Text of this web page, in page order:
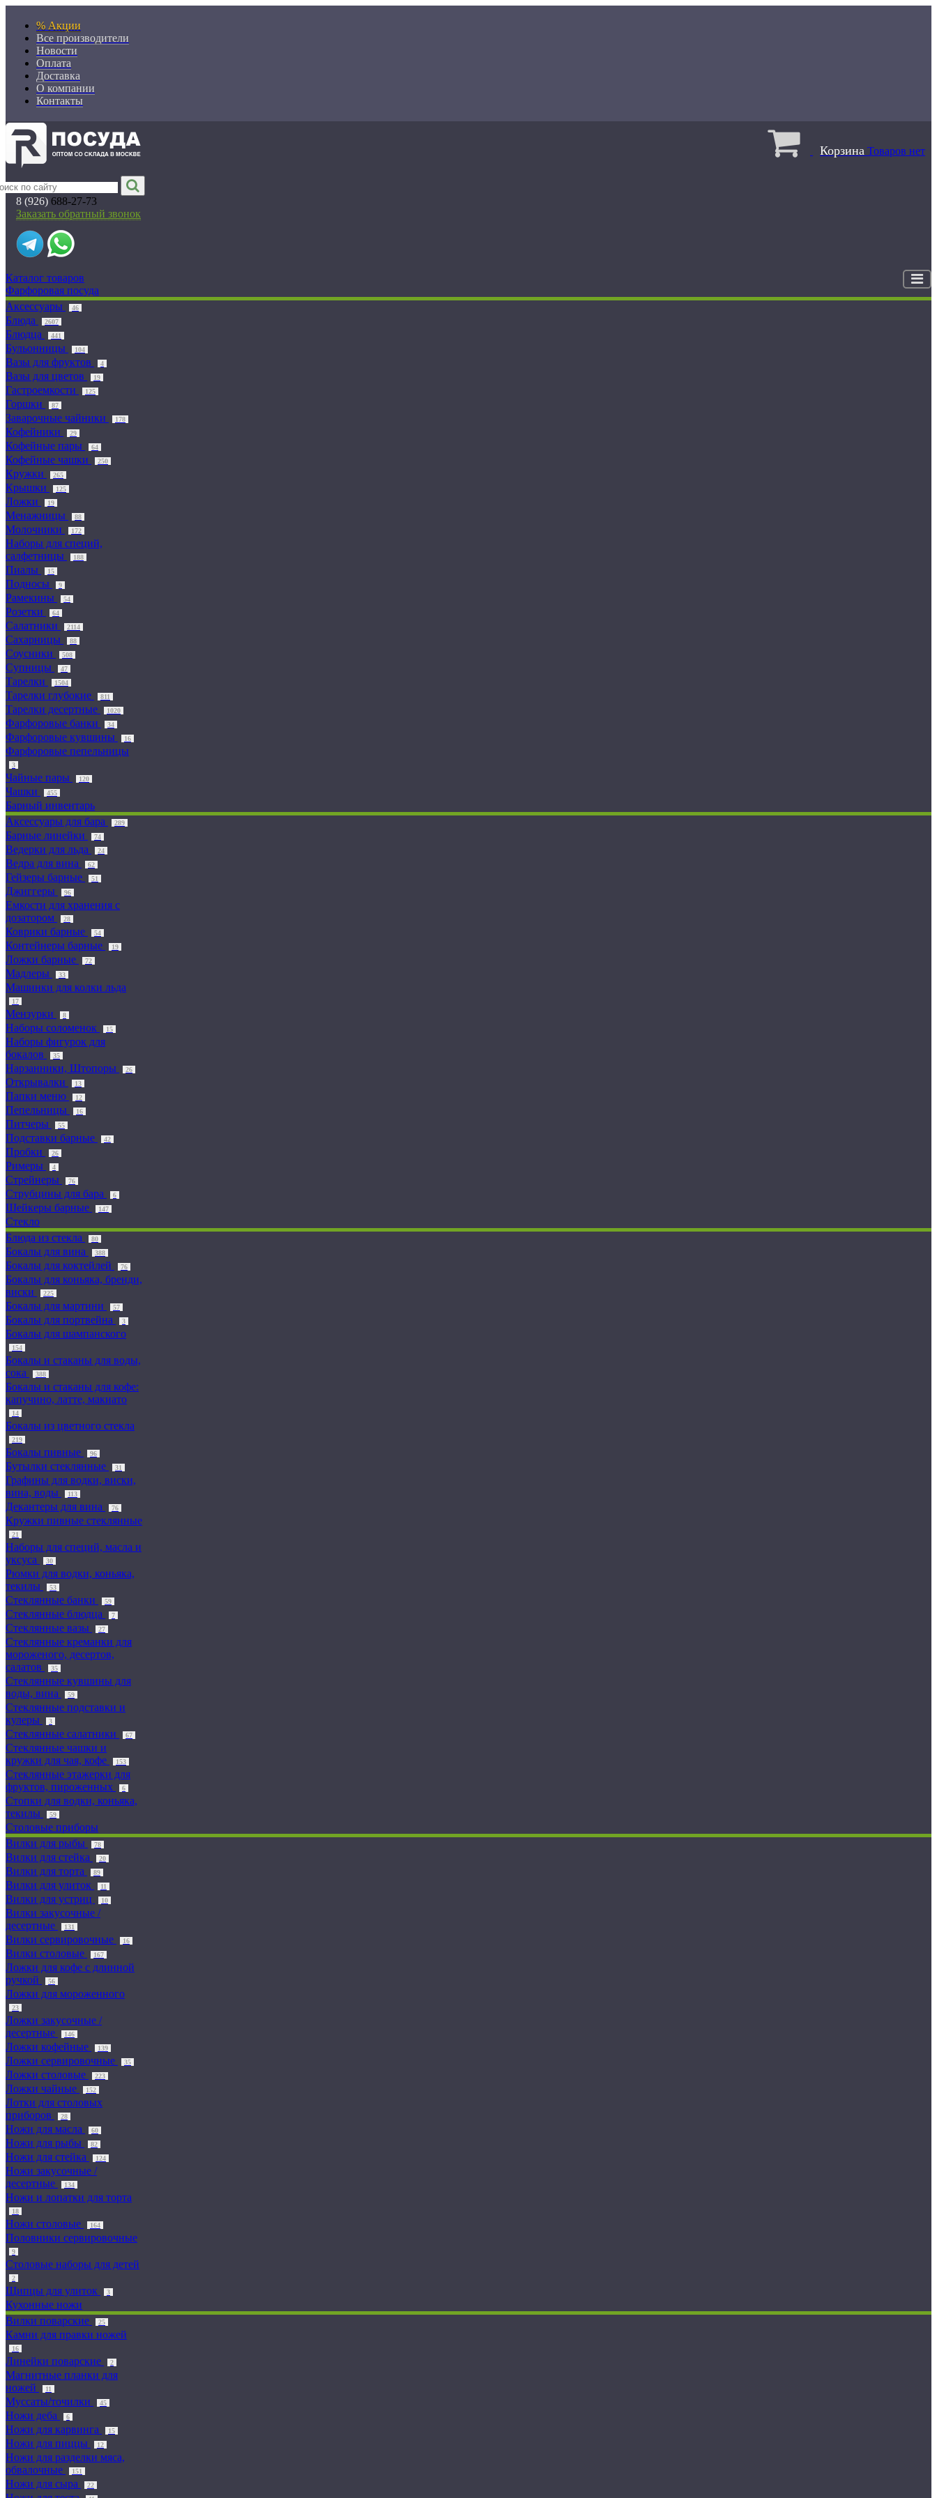
% Акции
Все производители
Новости
Оплата
Доставка
О компании
Контакты
Корзина Товаров нет
8 (926) 688-27-73
Заказать обратный звонок
Каталог товаров
Фарфоровая посуда
Аксессуары
46
Блюда 2607
Блюдца 441
Бульонницы 104
Вазы для фруктов 4
Вазы для цветов 19
Гастроемкости 125
Горшки 87
Заварочные чайники 178
Кофейники 29
Кофейные пары 64
Кофейные чашки 250
Кружки 265
Крышки 125
Ложки 19
Менажницы 88
Молочники 172
Наборы для специй,
салфетницы
188
Пиалы 15
Подносы 9
Рамекины 54
Розетки 64
Салатники 2114
Сахарницы 88
Соусники 508
Супницы 47
Тарелки 1504
Тарелки глубокие 811
Тарелки десертные 1020
Фарфоровые банки 34
Фарфоровые кувшины 16
Фарфоровые пепельницы
3
Чайные пары 120
Чашки 455
Барный инвентарь
Аксессуары для бара
289
Барные линейки 74
Ведерки для льда 24
Ведра для вина 62
Гейзеры барные 51
Джиггеры 96
Емкости для хранения с
дозатором
28
Коврики барные 54
Контейнеры барные 19
Ложки барные 72
Мадлеры 33
Машинки для колки льда
17
Мензурки 8
Наборы соломенок 15
Наборы фигурок для
бокалов
35
Нарзанники, Штопоры 26
Открывалки 13
Папки меню 12
Пепельницы 16
Питчеры 55
Подставки барные 42
Пробки 26
Римеры 4
Стрейнеры 76
Струбцины для бара 6
Шейкеры барные 147
Стекло
Блюда из стекла
80
Бокалы для вина 388
Бокалы для коктейлей 76
Бокалы для коньяка, бренди,
виски
225
Бокалы для мартини 57
Бокалы для портвейна 3
Бокалы для шампанского
154
Бокалы и стаканы для воды,
сока
388
Бокалы и стаканы для кофе:
капучино, латте, макиато
14
Бокалы из цветного стекла
219
Бокалы пивные 96
Бутылки стеклянные 31
Графины для водки, виски,
вина, воды
113
Декантеры для вина 76
Кружки пивные стеклянные
21
Наборы для специй, масла и
уксуса
30
Рюмки для водки, коньяка,
текилы
53
Стеклянные банки 59
Стеклянные блюдца 7
Стеклянные вазы 27
Стеклянные креманки для
мороженого, десертов,
салатов
35
Стеклянные кувшины для
воды, вина
59
Стеклянные подставки и
кулеры
3
Стеклянные салатники 67
Стеклянные чашки и
кружки для чая, кофе
153
Стеклянные этажерки для
фруктов, пироженных
6
Стопки для водки, коньяка,
текилы
59
Столовые приборы
Вилки для рыбы
78
Вилки для стейка 20
Вилки для торта 89
Вилки для улиток 11
Вилки для устриц 10
Вилки закусочные /
десертные
131
Вилки сервировочные 16
Вилки столовые 167
Ложки для кофе с длинной
ручкой
56
Ложки для мороженного
23
Ложки закусочные /
десертные
146
Ложки кофейные 139
Ложки сервировочные 35
Ложки столовые 223
Ложки чайные 152
Лотки для столовых
приборов
28
Ножи для масла 60
Ножи для рыбы 82
Ножи для стейка 124
Ножи закусочные /
десертные
134
Ножи и лопатки для торта
18
Ножи столовые 164
Половники сервировочные
9
Столовые наборы для детей
2
Щипцы для улиток 3
Кухонные ножи
Вилки поварские
25
Камни для правки ножей
16
Линейки поварские 2
Магнитные планки для
ножей
11
Муссаты/точилки 45
Ножи деба 6
Ножи для карвинга 15
Ножи для пиццы 12
Ножи для разделки мяса,
обвалочные
151
Ножи для сыра 22